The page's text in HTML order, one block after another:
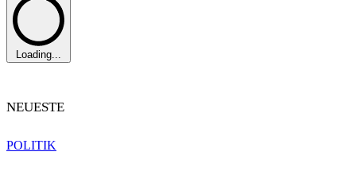
Loading...
NEUESTE
POLITIK